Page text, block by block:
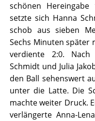
schönen
setzte sich Hanna
schob aus sieben
Sechs Minuten später
verdiente 2:0. Nach
Schmidt und Julia
den Ball sehenswert
unter die Latte. Die
machte weiter Druck.
verlängerte Anna-